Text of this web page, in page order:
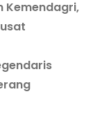
Kemendagri,